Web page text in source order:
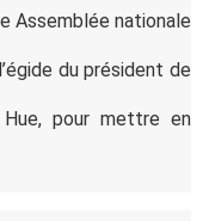
Assemblée nationale
du président de
Hue, pour mettre en